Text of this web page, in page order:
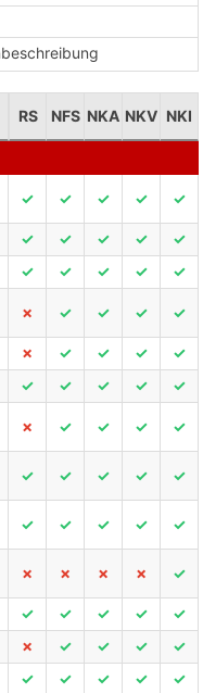
RS NFS NKA NKV NKI
✓ ✓ ✓ ✓ ✓
✓ ✓ ✓ ✓
✓
✓ ✓ ✓ ✓
✓
✗ ✓ ✓ ✓ ✓
✗ ✓ ✓ ✓
✓
✓ ✓ ✓ ✓
✓
✗ ✓ ✓ ✓ ✓
✓ ✓ ✓ ✓ ✓
✓ ✓ ✓ ✓ ✓
✗ ✗ ✗ ✗ ✓
✓ ✓ ✓ ✓
✓
✗ ✓ ✓ ✓
✓
✓ ✓ ✓ ✓
✓